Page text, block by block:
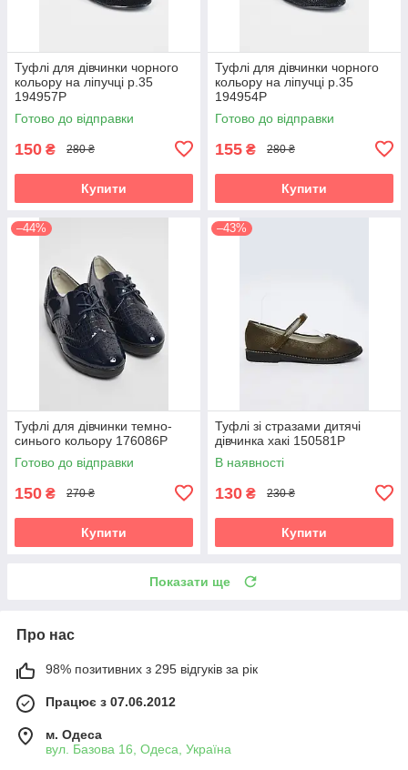
Туфлі для дівчинки чорного
кольору на ліпучці р.35
194957P
Готово до відправки
150 ₴ 280 ₴
Купити
Туфлі для дівчинки чорного
кольору на ліпучці р.35
194954P
Готово до відправки
155 ₴ 280 ₴
Купити
–44%
Туфлі для дівчинки темно-
синього кольору 176086P
Готово до відправки
150 ₴ 270 ₴
Купити
–43%
Туфлі зі стразами дитячі
дівчинка хакі 150581P
В наявності
130 ₴ 230 ₴
Купити
Показати ще
Про нас
98% позитивних з 295 відгуків за рік
Працює з 07.06.2012
м. Одеса
вул. Базова 16, Одеса, Україна